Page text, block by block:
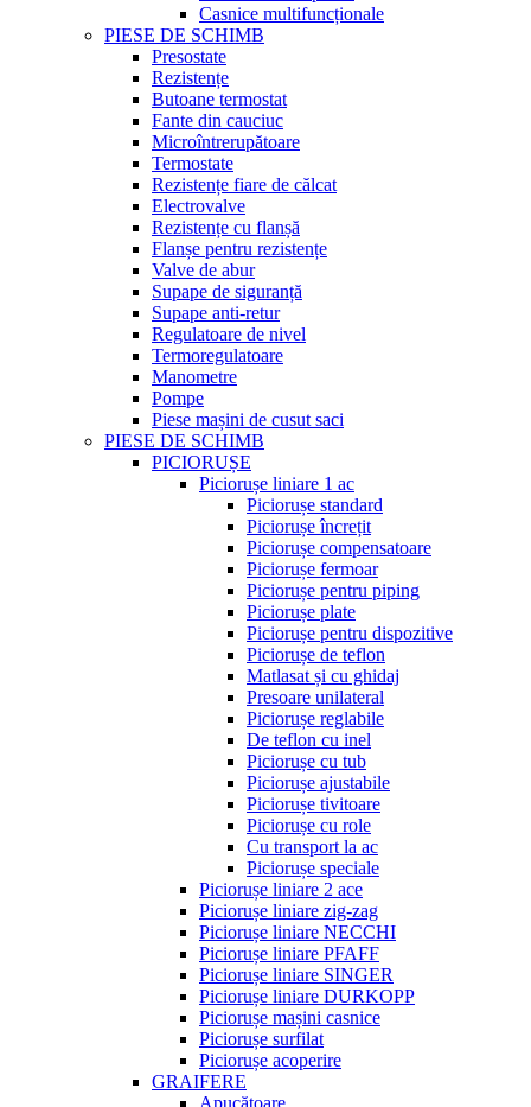
Casnice multifuncționale
PIESE DE SCHIMB
Presostate
Rezistențe
Butoane termostat
Fante din cauciuc
Microîntrerupătoare
Termostate
Rezistențe fiare de călcat
Electrovalve
Rezistențe cu flanșă
Flanșe pentru rezistențe
Valve de abur
Supape de siguranță
Supape anti-retur
Regulatoare de nivel
Termoregulatoare
Manometre
Pompe
Piese mașini de cusut saci
PIESE DE SCHIMB
PICIORUȘE
Piciorușe liniare 1 ac
Piciorușe standard
Piciorușe încrețit
Piciorușe compensatoare
Piciorușe fermoar
Piciorușe pentru piping
Piciorușe plate
Piciorușe pentru dispozitive
Piciorușe de teflon
Matlasat și cu ghidaj
Presoare unilateral
Piciorușe reglabile
De teflon cu inel
Piciorușe cu tub
Piciorușe ajustabile
Piciorușe tivitoare
Piciorușe cu role
Cu transport la ac
Piciorușe speciale
Piciorușe liniare 2 ace
Piciorușe liniare zig-zag
Piciorușe liniare NECCHI
Piciorușe liniare PFAFF
Piciorușe liniare SINGER
Piciorușe liniare DURKOPP
Piciorușe mașini casnice
Piciorușe surfilat
Piciorușe acoperire
GRAIFERE
Apucătoare